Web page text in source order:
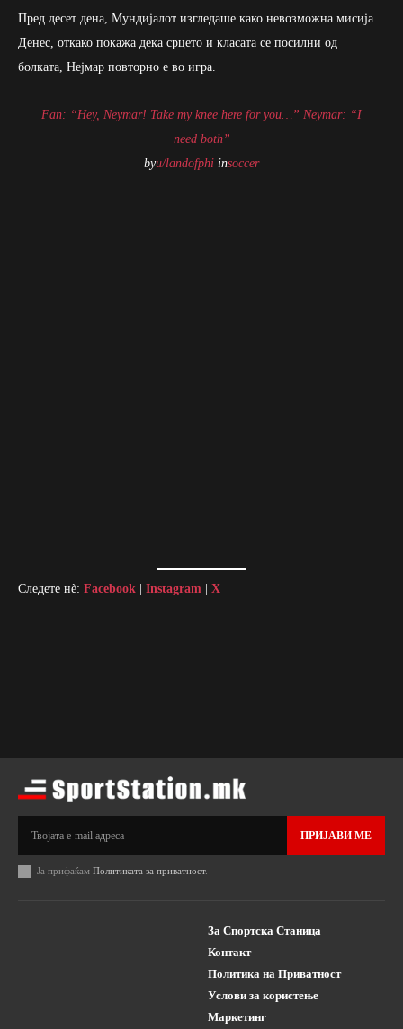
Пред десет дена, Мундијалот изгледаше како невозможна мисија.
Денес, откако покажа дека срцето и класата се посилни од
болката, Нејмар повторно е во игра.
Fan: “Hey, Neymar! Take my knee here for you…” Neymar: “I
need both”
byu/landofphi insoccer
Следете нè: Facebook Instagram X
ПРИЈАВИ МЕ
Ја прифаќам Политиката за приватност.
За Спортска Станица
Контакт
Политика на Приватност
Услови за користење
Маркетинг